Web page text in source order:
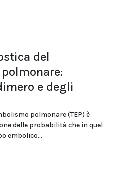
del
e degli
polmonare (TEP) è
delle probabilità che in quel
embolico...